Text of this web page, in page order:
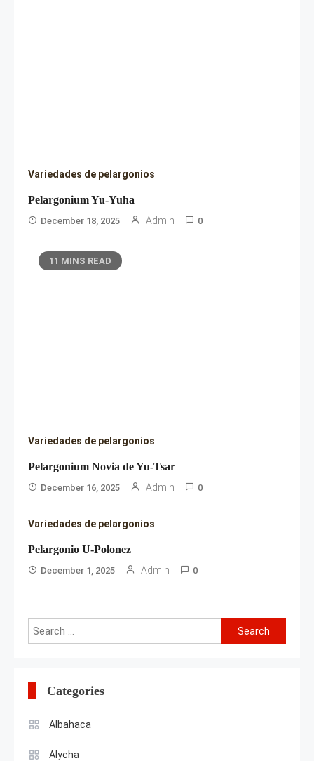
Variedades de pelargonios
Pelargonium Yu-Yuha
December 18, 2025 Admin 0
11 MINS READ
Variedades de pelargonios
Pelargonium Novia de Yu-Tsar
December 16, 2025 Admin 0
Variedades de pelargonios
Pelargonio U-Polonez
December 1, 2025 Admin 0
Search
for:
Categories
Albahaca
Alycha